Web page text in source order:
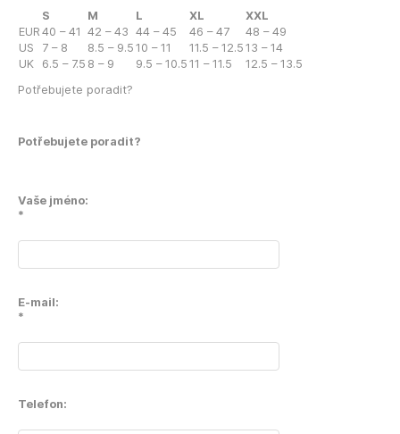
S M L XL
XXL
EUR 40 – 41 42 – 43 44 – 45 46 – 47
48 – 49
US
7 – 8 8.5 – 9.5 10 – 11 11.5 – 12.5 13 – 14
UK
6.5 – 7.5 8 – 9 9.5 – 10.5 11 – 11.5
12.5 – 13.5
Potřebujete poradit?
Potřebujete poradit?
Vaše jméno:
*
E-mail:
*
Telefon: